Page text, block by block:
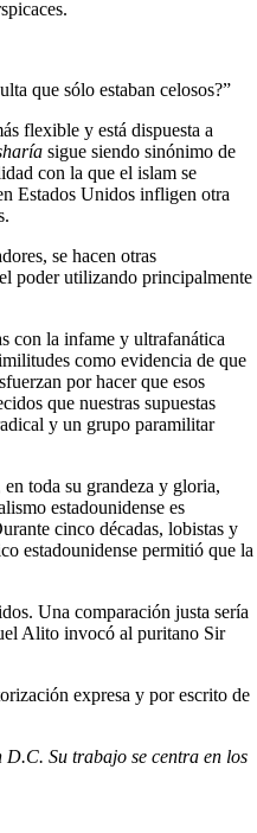
que sólo estaban celosos?”
flexible y está dispuesta a
sigue siendo sinónimo de
con la que el islam se
Estados Unidos infligen otra
se hacen otras
poder utilizando principalmente
con la infame y ultrafanática
como evidencia de que
por hacer que esos
que nuestras supuestas
y un grupo paramilitar
toda su grandeza y gloria,
estadounidense es
cinco décadas, lobistas y
estadounidense permitió que la
Una comparación justa sería
Alito invocó al puritano Sir
expresa y por escrito de
Su trabajo se centra en los